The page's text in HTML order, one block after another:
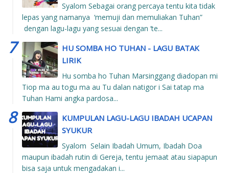
Syalom Sebagai orang percaya tentu kita tidak
lepas yang namanya ‘memuji dan memuliakan Tuhan”
dengan lagu-lagu yang sesuai dengan ‘te...
HU SOMBA HO TUHAN - LAGU BATAK
LIRIK
Hu somba ho Tuhan Marsinggang diadopan mi
Tiop ma au togu ma au Tu dalan natigor i Sai tatap ma
Tuhan Hami angka pardosa...
KUMPULAN LAGU-LAGU IBADAH UCAPAN
SYUKUR
Syalom Selain Ibadah Umum, Ibadah Doa
maupun ibadah rutin di Gereja, tentu jemaat atau siapapun
bisa saja untuk mengadakan i...